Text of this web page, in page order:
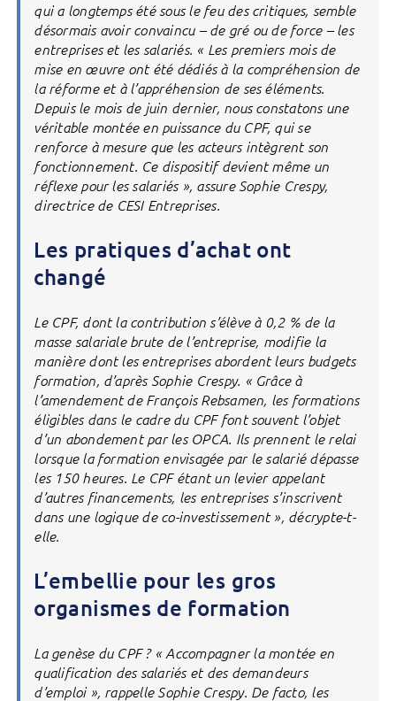
qui a longtemps été sous le feu des critiques, semble
désormais avoir convaincu – de gré ou de force – les
entreprises et les salariés. « Les premiers mois de
mise en œuvre ont été dédiés à la compréhension de
la réforme et à l’appréhension de ses éléments.
Depuis le mois de juin dernier, nous constatons une
véritable montée en puissance du CPF, qui se
renforce à mesure que les acteurs intègrent son
fonctionnement. Ce dispositif devient même un
réflexe pour les salariés », assure Sophie Crespy,
directrice de CESI Entreprises.
Les pratiques d’achat ont
changé
Le CPF, dont la contribution s’élève à 0,2 % de la
masse salariale brute de l’entreprise, modifie la
manière dont les entreprises abordent leurs budgets
formation, d’après Sophie Crespy. « Grâce à
l’amendement de François Rebsamen, les formations
éligibles dans le cadre du CPF font souvent l’objet
d’un abondement par les OPCA. Ils prennent le relai
lorsque la formation envisagée par le salarié dépasse
les 150 heures. Le CPF étant un levier appelant
d’autres financements, les entreprises s’inscrivent
dans une logique de co-investissement », décrypte-t-
elle.
L’embellie pour les gros
organismes de formation
La genèse du CPF ? « Accompagner la montée en
qualification des salariés et des demandeurs
d’emploi », rappelle Sophie Crespy. De facto, les